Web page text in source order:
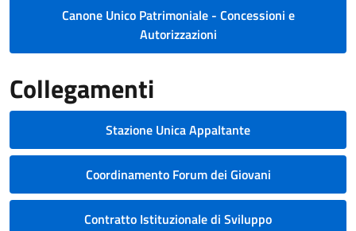
Canone Unico Patrimoniale - Concessioni e
Autorizzazioni
Collegamenti
Stazione Unica Appaltante
Coordinamento Forum dei Giovani
Contratto Istituzionale di Sviluppo